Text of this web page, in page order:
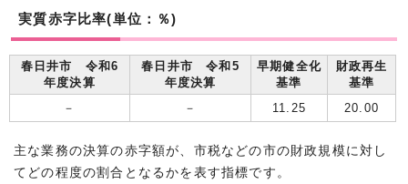
実質赤字比率(単位：％)
春日井市 令和6
年度決算
春日井市 令和5
年度決算
早期健全化
基準
財政再生
基準
－
－ 11.25 20.00
主な業務の決算の赤字額が、市税などの市の財政規模に対し
てどの程度の割合となるかを表す指標です。